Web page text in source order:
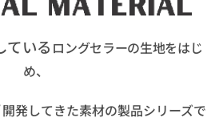
ている ロングセラーの生地をはじ
め、
開発してきた素材の製品シリーズで